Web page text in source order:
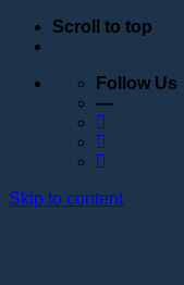
Scroll to top
Follow Us
—
Skip to content